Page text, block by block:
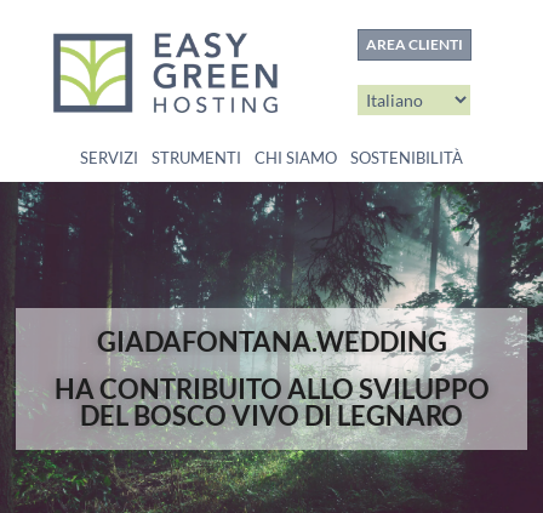
AREA CLIENTI
SERVIZI STRUMENTI CHI SIAMO SOSTENIBILITÀ
GIADAFONTANA.WEDDING
HA CONTRIBUITO ALLO SVILUPPO
DEL BOSCO VIVO DI LEGNARO